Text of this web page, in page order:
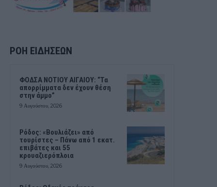
ΡΟΗ ΕΙΔΗΣΕΩΝ
ΦΟΔΣΑ ΝΟΤΙΟΥ ΑΙΓΑΙΟΥ: “Τα
απορρίμματα δεν έχουν θέση
στην άμμο”
9 Αυγούστου, 2026
Ρόδος: «Βουλιάζει» από
τουρίστες – Πάνω από 1 εκατ.
επιβάτες και 55
κρουαζιερόπλοια
9 Αυγούστου, 2026